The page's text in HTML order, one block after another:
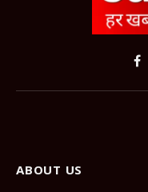
ABOUT US